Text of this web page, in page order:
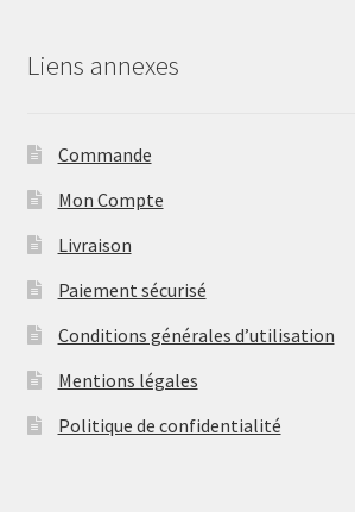
Liens annexes
Commande
Mon Compte
Livraison
Paiement sécurisé
Conditions générales d’utilisation
Mentions légales
Politique de confidentialité